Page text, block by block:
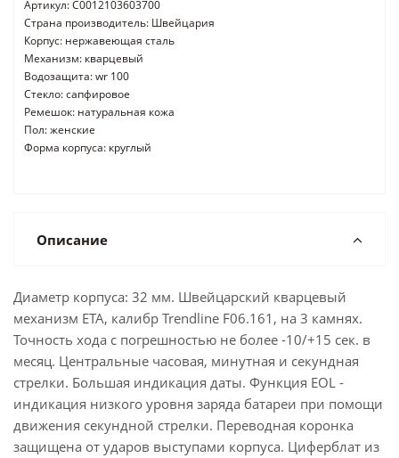
Артикул: C0012103603700
Страна производитель: Швейцария
Корпус: нержавеющая сталь
Механизм: кварцевый
Водозащита: wr 100
Стекло: сапфировое
Ремешок: натуральная кожа
Пол: женские
Форма корпуса: круглый
Описание
Диаметр корпуса: 32 мм. Швейцарский кварцевый
механизм ETA, калибр Trendline F06.161, на 3 камнях.
Точность хода с погрешностью не более -10/+15 сек. в
месяц. Центральные часовая, минутная и секундная
стрелки. Большая индикация даты. Функция EOL -
индикация низкого уровня заряда батареи при помощи
движения секундной стрелки. Переводная коронка
защищена от ударов выступами корпуса. Циферблат из